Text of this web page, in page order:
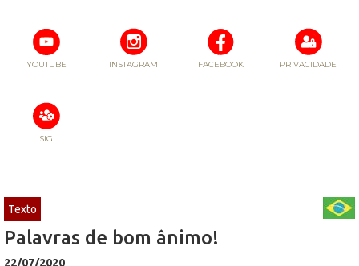
YOUTUBE INSTAGRAM FACEBOOK PRIVACIDADE
SIG
Texto
Palavras de bom ânimo!
22/07/2020